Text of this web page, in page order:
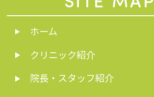
ホーム
クリニック紹介
院長・スタッフ紹介